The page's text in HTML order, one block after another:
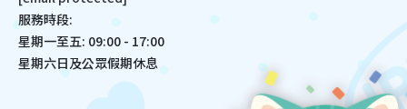
服務時段:
星期一至五: 09:00 - 17:00
星期六日及公眾假期休息